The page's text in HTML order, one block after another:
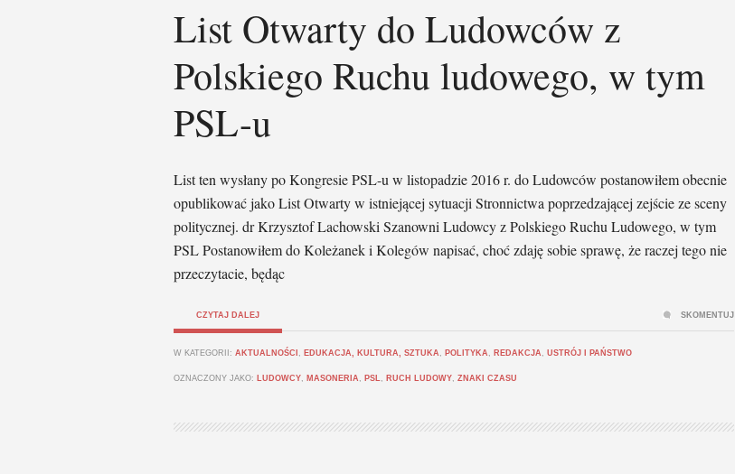
List Otwarty do Ludowców z
Polskiego Ruchu ludowego, w tym
PSL-u
List ten wysłany po Kongresie PSL-u w listopadzie 2016 r. do Ludowców postanowiłem obecnie
opublikować jako List Otwarty w istniejącej sytuacji Stronnictwa poprzedzającej zejście ze sceny
politycznej. dr Krzysztof Lachowski Szanowni Ludowcy z Polskiego Ruchu Ludowego, w tym
PSL Postanowiłem do Koleżanek i Kolegów napisać, choć zdaję sobie sprawę, że raczej tego nie
przeczytacie, będąc
CZYTAJ DALEJ
W KATEGORII: AKTUALNOŚCI , EDUKACJA, KULTURA, SZTUKA , POLITYKA , REDAKCJA , USTRÓJ I PAŃSTWO
OZNACZONY JAKO: LUDOWCY, MASONERIA , PSL, RUCH LUDOWY, ZNAKI CZASU
SKOMENTUJ